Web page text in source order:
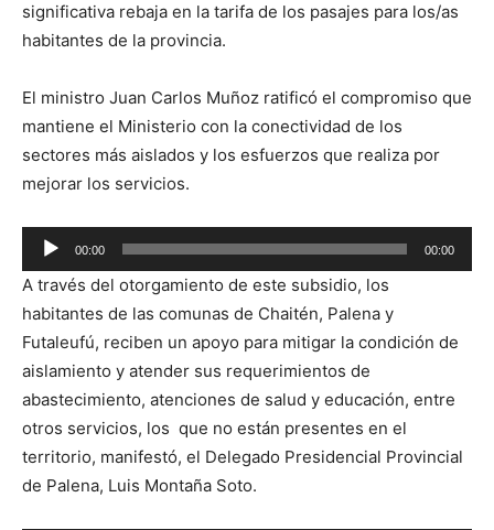
significativa rebaja en la tarifa de los pasajes para los/as
habitantes de la provincia.
El ministro Juan Carlos Muñoz ratificó el compromiso que
mantiene el Ministerio con la conectividad de los
sectores más aislados y los esfuerzos que realiza por
mejorar los servicios.
Reproductor
de
audio
00:00 00:00
A través del otorgamiento de este subsidio, los
habitantes de las comunas de Chaitén, Palena y
Futaleufú, reciben un apoyo para mitigar la condición de
aislamiento y atender sus requerimientos de
abastecimiento, atenciones de salud y educación, entre
otros servicios, los que no están presentes en el
territorio, manifestó, el Delegado Presidencial Provincial
de Palena, Luis Montaña Soto.